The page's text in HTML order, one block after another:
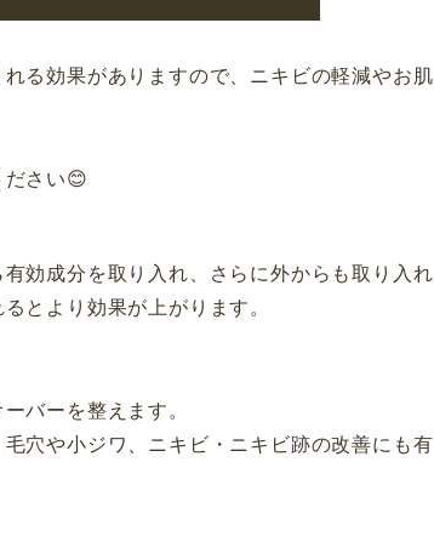
る効果がありますので、ニキビの軽減やお肌
ださい😊
効成分を取り入れ、さらに外からも取り入れ
とより効果が上がります。
バーを整えます。
穴や小ジワ、ニキビ・ニキビ跡の改善にも有